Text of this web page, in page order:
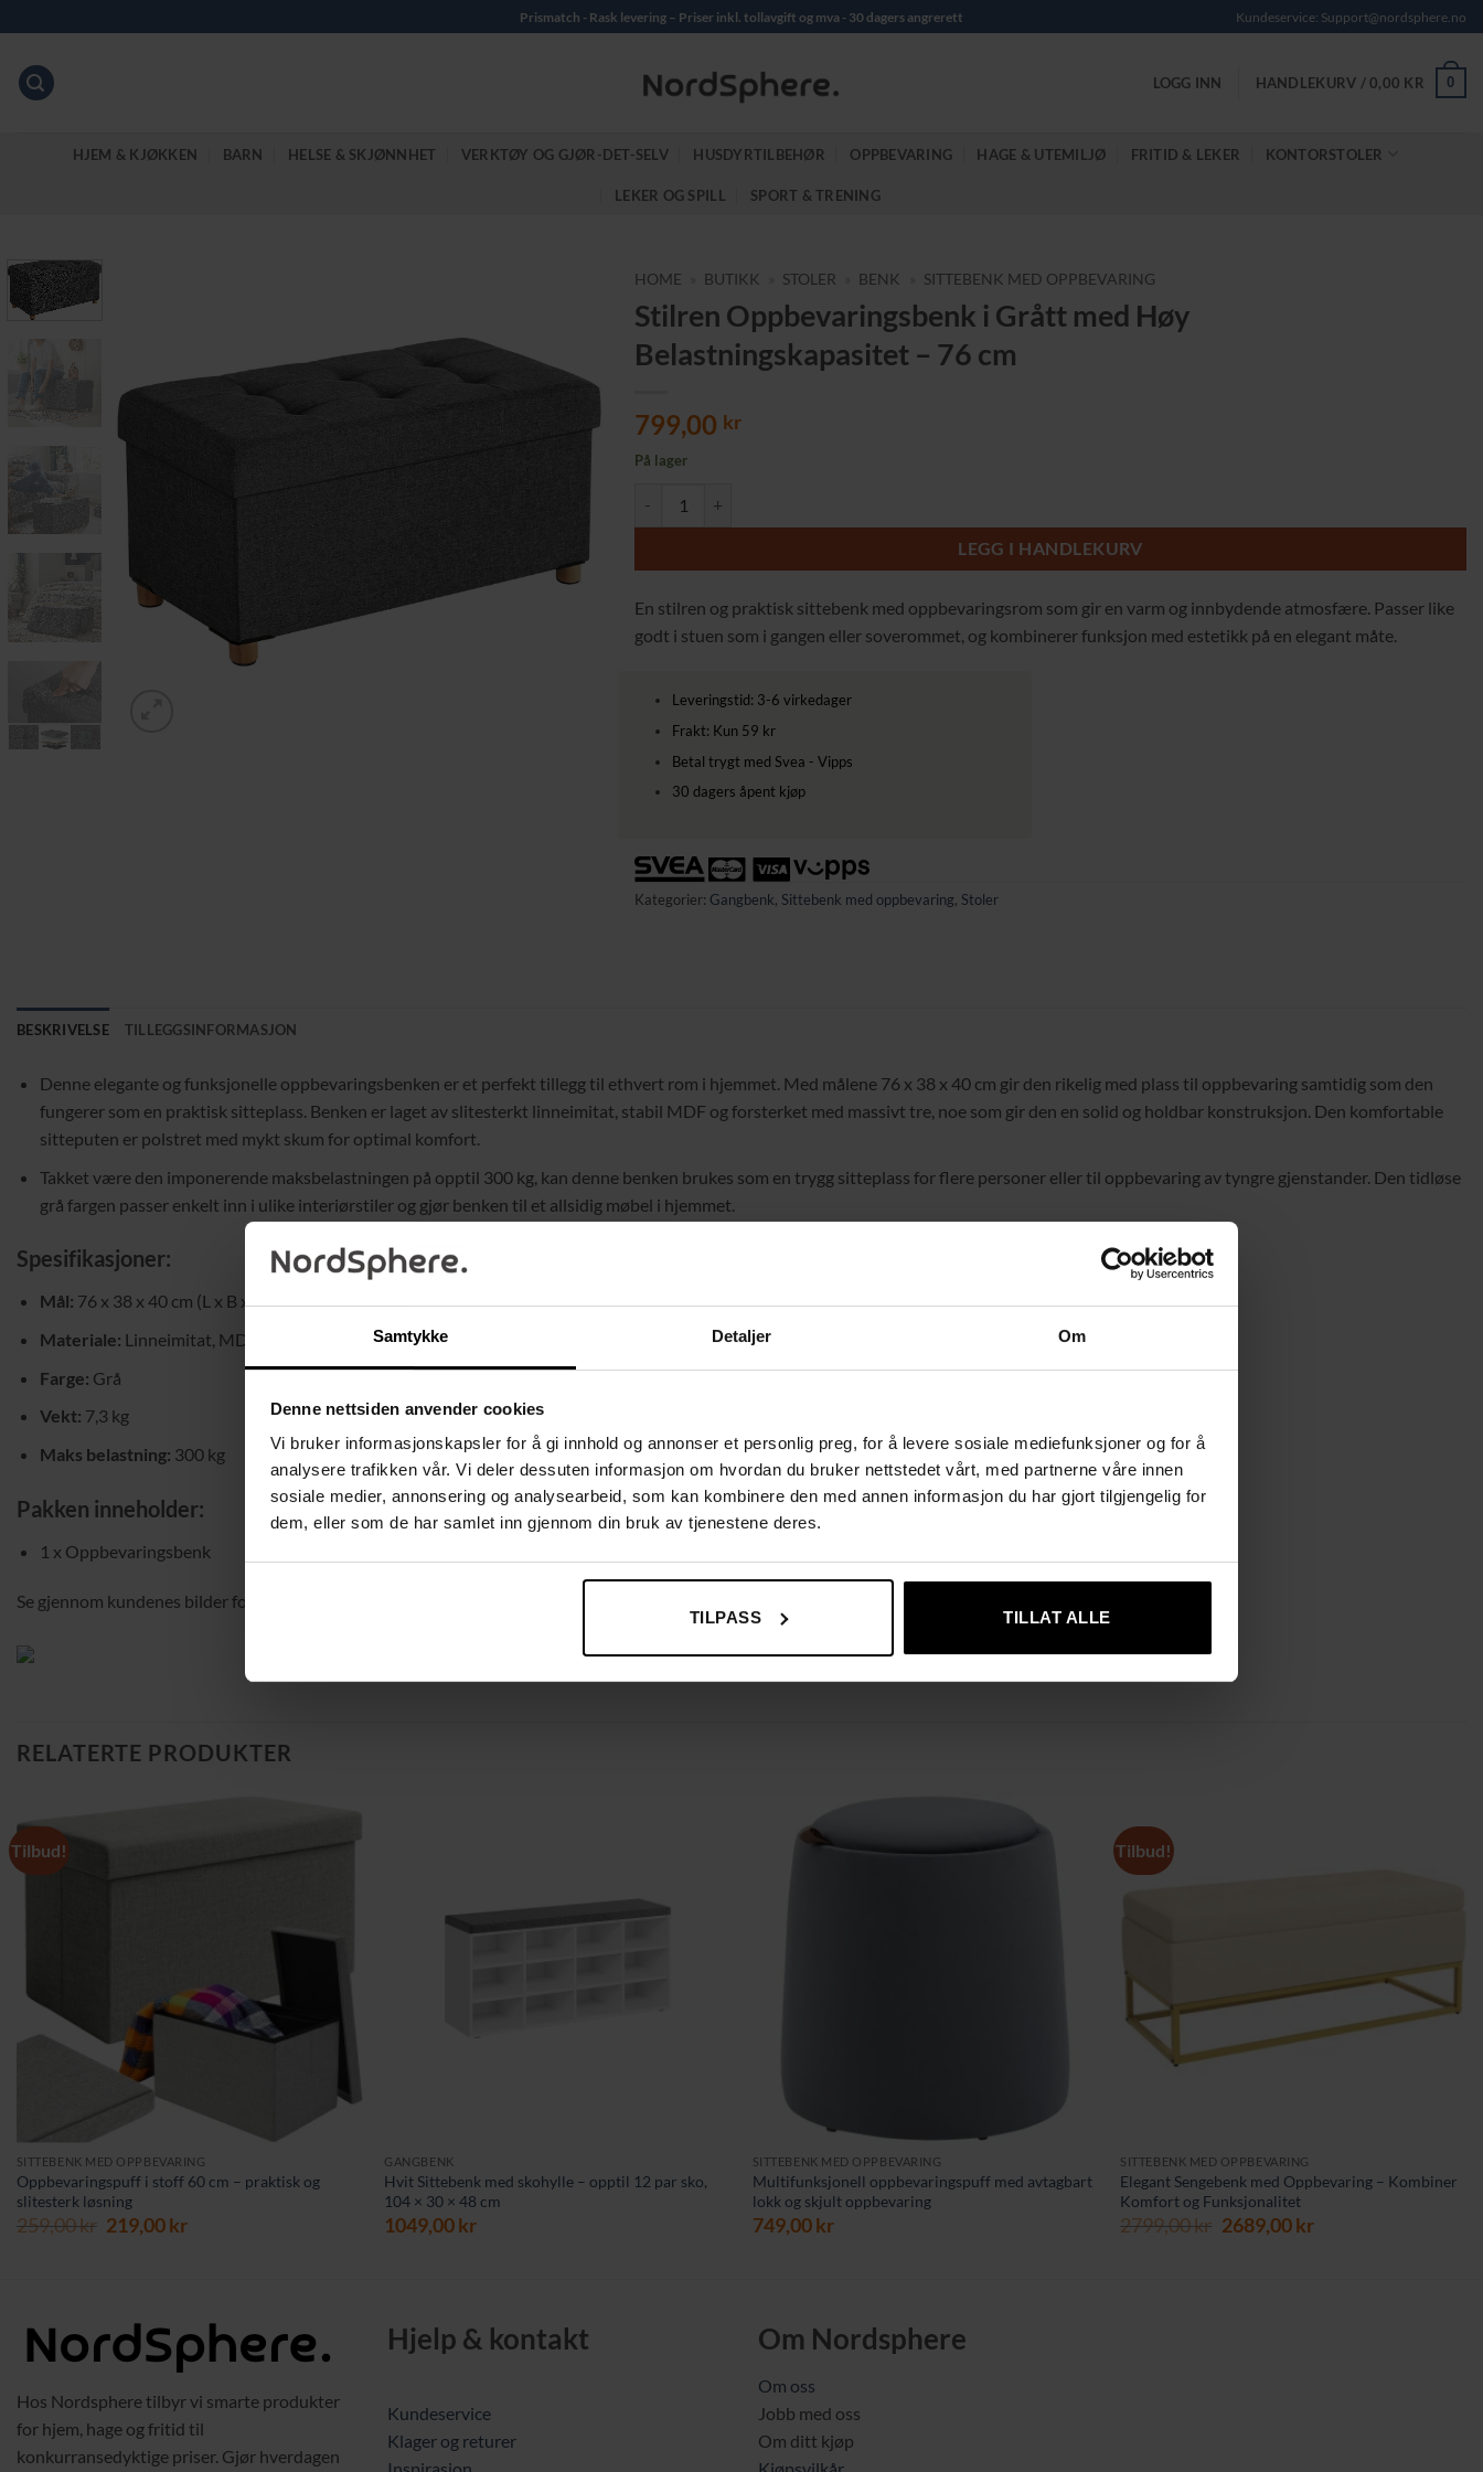
Samtykke Detaljer Om
Denne nettsiden anvender cookies
Vi bruker informasjonskapsler for å gi innhold og annonser et personlig preg, for å levere sosiale mediefunksjoner og for å
analysere trafikken vår. Vi deler dessuten informasjon om hvordan du bruker nettstedet vårt, med partnerne våre innen
sosiale medier, annonsering og analysearbeid, som kan kombinere den med annen informasjon du har gjort tilgjengelig for
dem, eller som de har samlet inn gjennom din bruk av tjenestene deres.
TILPASS TILLAT ALLE
to
content
Prismatch - Rask levering – Priser inkl. tollavgift og mva - 30 dagers angrerett Kundeservice: Support@nordsphere.no
LOGG INN HANDLEKURV /0,00 KR 0
HJEM & KJØKKEN BARN HELSE & SKJØNNHET VERKTØY OG GJØR-DET-SELV HUSDYRTILBEHØR OPPBEVARING HAGE & UTEMILJØ FRITID & LEKER KONTORSTOLER
LEKER OG SPILL SPORT & TRENING
HOME BUTIKK STOLER BENK SITTEBENK MED OPPBEVARING
Stilren Oppbevaringsbenk i Grått med Høy
Belastningskapasitet – 76 cm
799,00 kr
På lager
LEGG I HANDLEKURV
En stilren og praktisk sittebenk med oppbevaringsrom som gir en varm og innbydende atmosfære. Passer like
godt i stuen som i gangen eller soverommet, og kombinerer funksjon med estetikk på en elegant måte.
Leveringstid: 3-6 virkedager
Frakt: Kun 59 kr
Betal trygt med Svea - Vipps
30 dagers åpent kjøp
Kategorier: Gangbenk, Sittebenk med oppbevaring, Stoler
BESKRIVELSE TILLEGGSINFORMASJON
Denne elegante og funksjonelle oppbevaringsbenken er et perfekt tillegg til ethvert rom i hjemmet. Med målene 76 x 38 x 40 cm gir den rikelig med plass til oppbevaring samtidig som den
fungerer som en praktisk sitteplass. Benken er laget av slitesterkt linneimitat, stabil MDF og forsterket med massivt tre, noe som gir den en solid og holdbar konstruksjon. Den komfortable
sitteputen er polstret med mykt skum for optimal komfort.
Takket være den imponerende maksbelastningen på opptil 300 kg, kan denne benken brukes som en trygg sitteplass for flere personer eller til oppbevaring av tyngre gjenstander. Den tidløse
grå fargen passer enkelt inn i ulike interiørstiler og gjør benken til et allsidig møbel i hjemmet.
Spesifikasjoner:
Mål: 76 x 38 x 40 cm (L x B x H)
Materiale: Linneimitat, MDF (Medium Density Fiberboard), Skum, Massivt tre
Farge: Grå
Vekt: 7,3 kg
Maks belastning: 300 kg
Pakken inneholder:
1 x Oppbevaringsbenk
Se gjennom kundenes bilder for inspirasjon og oppdag hvordan denne stilrene og praktiske oppbevaringsbenken kan tilføre både funksjon og estetikk til ditt hjem.
RELATERTE PRODUKTER
Tilbud!
SITTEBENK MED OPPBEVARING
Oppbevaringspuff i stoff 60 cm – praktisk og
slitesterk løsning
259,00kr Opprinnelig
219,00krNåværende
GANGBENK
Hvit Sittebenk med skohylle – opptil 12 par sko,
104 × 30 × 48 cm
1049,00kr
SITTEBENK MED OPPBEVARING
Multifunksjonell oppbevaringspuff med avtagbart
lokk og skjult oppbevaring
749,00kr
Tilbud!
SITTEBENK MED OPPBEVARING
Elegant Sengebenk med Oppbevaring – Kombiner
Komfort og Funksjonalitet
2799,00kr Opprinnelig
2689,00krNåværende
Hos Nordsphere tilbyr vi smarte produkter
for hjem, hage og fritid til
konkurransedyktige priser. Gjør hverdagen
Hjelp & kontakt
Kundeservice
Klager og returer
Om Nordsphere
Om oss
Jobb med oss
Om ditt kjøp